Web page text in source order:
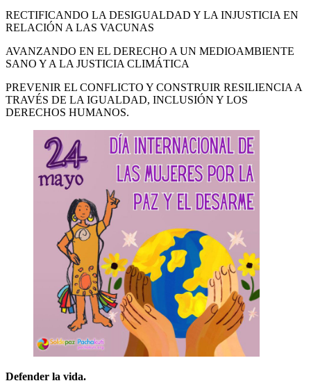
RECTIFICANDO LA DESIGUALDAD Y LA INJUSTICIA EN
RELACIÓN A LAS VACUNAS
AVANZANDO EN EL DERECHO A UN MEDIOAMBIENTE
SANO Y A LA JUSTICIA CLIMÁTICA
PREVENIR EL CONFLICTO Y CONSTRUIR RESILIENCIA A
TRAVÉS DE LA IGUALDAD, INCLUSIÓN Y LOS
DERECHOS HUMANOS.
Defender la vida.